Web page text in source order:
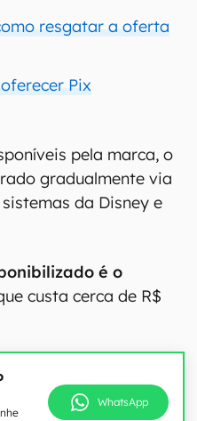
resgatar a oferta
Pix
pela marca, o
gradualmente via
da Disney e
é o
custa cerca de R$
WhatsApp